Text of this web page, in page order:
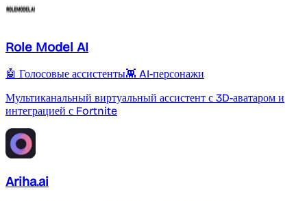
Role Model AI
🤖 Голосовые ассистенты👾 AI-персонажи
Мультиканальный виртуальный ассистент с 3D-аватаром и
интеграцией с Fortnite
Ariha.ai